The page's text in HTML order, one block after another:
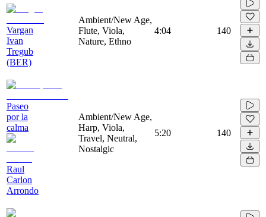
Vargan
Ivan
Tregub
(BER)
Ambient/New Age,
Flute, Viola,
Nature, Ethno
4:04 140
Paseo
por la
calma
Raul
Carlon
Arrondo
Ambient/New Age,
Harp, Viola,
Travel, Neutral,
Nostalgic
5:20 140